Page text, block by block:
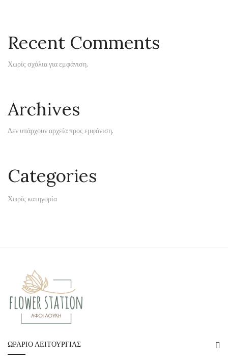
Recent Comments
Χωρίς σχόλια για εμφάνιση.
Archives
Δεν υπάρχουν αρχεία προς εμφάνιση.
Categories
Χωρίς κατηγορία
ΩΡΆΡΙΟ ΛΕΙΤΟΥΡΓΊΑΣ